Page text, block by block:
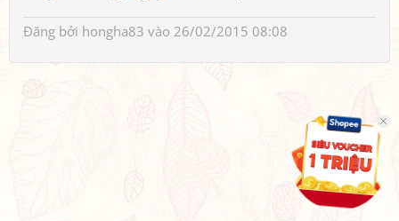
Đăng bởi hongha83 vào 26/02/2015 08:08